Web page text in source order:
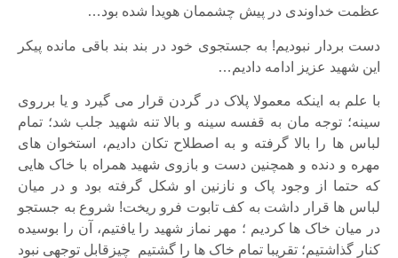
عظمت خداوندی در پیش چشممان هویدا شده بود…
دست بردار نبودیم! به جستجوی خود در بند بند باقی مانده پیکر
این شهید عزیز ادامه دادیم…
با علم به اینکه معمولا پلاک در گردن قرار می گیرد و یا برروی
سینه؛ توجه مان به قفسه سینه و بالا تنه شهید جلب شد؛ تمام
لباس ها را بالا گرفته و به اصطلاح تکان دادیم، استخوان های
مهره و دنده و همچنین دست و بازوی شهید همراه با خاک هایی
که حتما از وجود پاک و نازنین او شکل گرفته بود و در میان
لباس ها قرار داشت به کف تابوت فرو ریخت! شروع به جستجو
در میان خاک ها کردیم ؛ مهر نماز شهید را یافتیم، آن را بوسیده
کنار گذاشتیم؛ تقریبا تمام خاک ها را گشتیم چیزقابل توجهی نبود